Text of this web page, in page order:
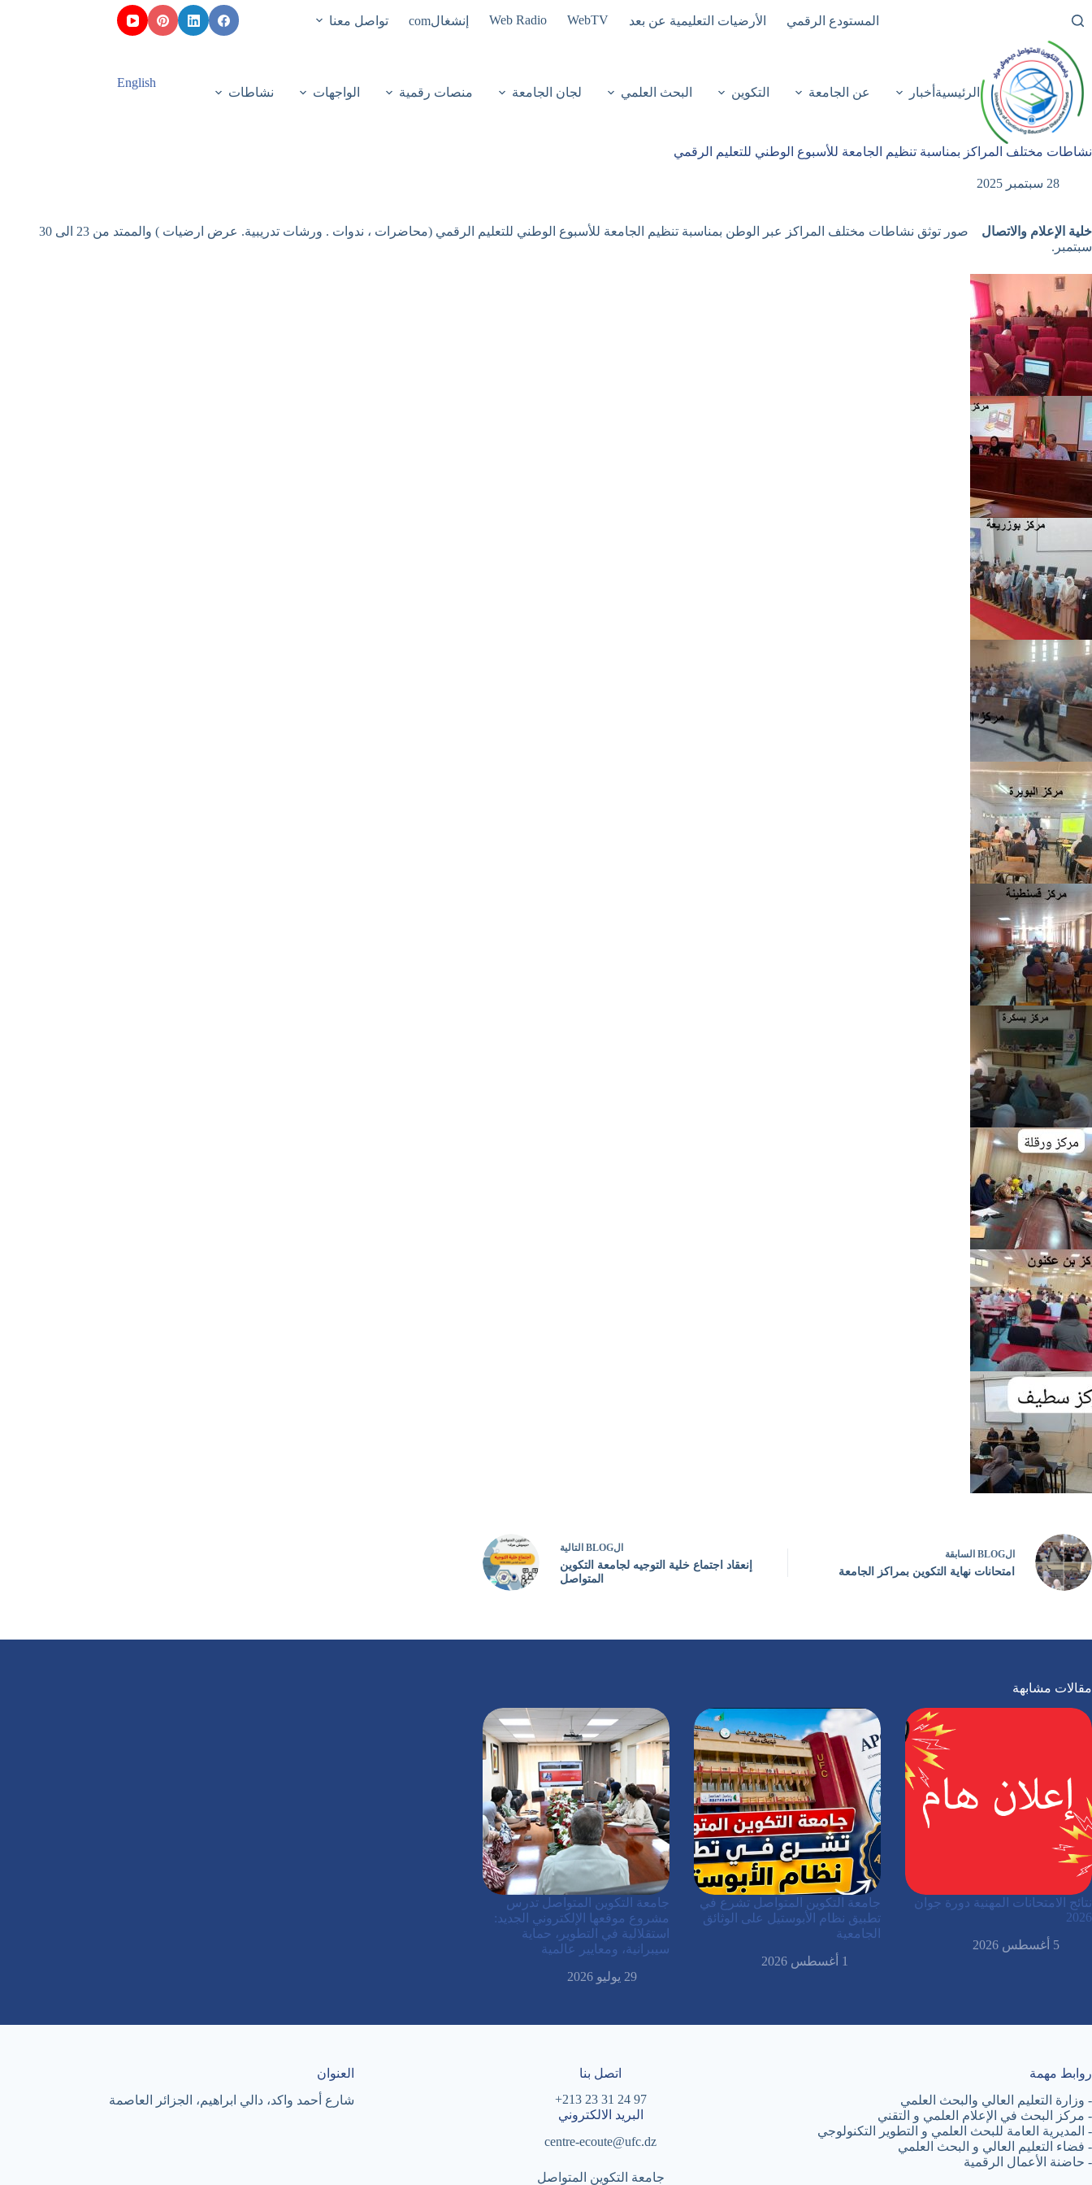
إلى
المحتوى
المستودع الرقمي الأرضيات التعليمية عن بعد WebTV
Web Radio إنشغالcom تواصل معنا
الرئيسية أخبار عن الجامعة التكوين البحث العلمي لجان الجامعة منصات رقمية الواجهات نشاطات
English
نشاطات مختلف المراكز بمناسبة تنظيم الجامعة للأسبوع الوطني للتعليم الرقمي
28 سبتمبر 2025
خلية الإعلام والاتصال
صور توثق نشاطات مختلف المراكز عبر الوطن بمناسبة تنظيم الجامعة للأسبوع الوطني للتعليم الرقمي (محاضرات ، ندوات . ورشات تدريبية. عرض ارضيات ) والممتد من 23 الى 30
سبتمبر.
الBLOG السابقة
امتحانات نهاية التكوين بمراكز الجامعة
الBLOG التالية
إنعقاد اجتماع خلية التوجيه لجامعة التكوين
المتواصل
مقالات مشابهة
نتائج الامتحانات المهنية دورة جوان
2026
5 أغسطس 2026
جامعة التكوين المتواصل تشرع في
تطبيق نظام الأبوستيل على الوثائق
الجامعية
1 أغسطس 2026
جامعة التكوين المتواصل تدرس
مشروع موقعها الإلكتروني الجديد:
استقلالية في التطوير، حماية
سيبرانية، ومعايير عالمية
29 يوليو 2026
روابط مهمة
- وزارة التعليم العالي والبحث العلمي
- مركز البحث في الإعلام العلمي و التقني
- المديرية العامة للبحث العلمي و التطوير التكنولوجي
- فضاء التعليم العالي و البحث العلمي
- حاضنة الأعمال الرقمية
اتصل بنا
97 24 31 23 213+
البريد الالكتروني
centre-ecoute@ufc.dz
العنوان
شارع أحمد واكد، دالي ابراهيم، الجزائر العاصمة
جامعة التكوين المتواصل